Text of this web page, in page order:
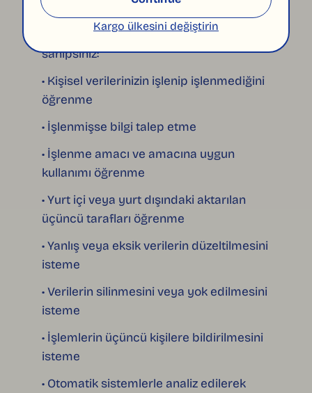
Kargo ülkesini değiştirin
Madde 11)
Veri sahipleri olarak aşağıdaki haklara
sahipsiniz:
• Kişisel verilerinizin işlenip işlenmediğini
öğrenme
• İşlenmişse bilgi talep etme
• İşlenme amacı ve amacına uygun
kullanımı öğrenme
• Yurt içi veya yurt dışındaki aktarılan
üçüncü tarafları öğrenme
• Yanlış veya eksik verilerin düzeltilmesini
isteme
• Verilerin silinmesini veya yok edilmesini
isteme
• İşlemlerin üçüncü kişilere bildirilmesini
isteme
• Otomatik sistemlerle analiz edilerek